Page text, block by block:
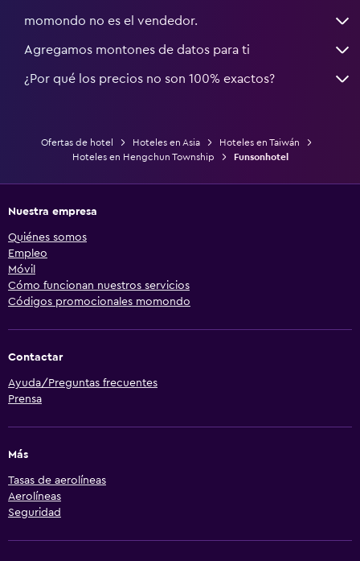
momondo no es el vendedor.
Agregamos montones de datos para ti
¿Por qué los precios no son 100% exactos?
Ofertas de hotel Hoteles en Asia
Hoteles en Taiwán
Hoteles en Hengchun Township
Funsonhotel
Nuestra empresa
Quiénes somos
Empleo
Móvil
Cómo funcionan nuestros servicios
Códigos promocionales momondo
Contactar
Ayuda/Preguntas frecuentes
Prensa
Más
Tasas de aerolíneas
Aerolíneas
Seguridad